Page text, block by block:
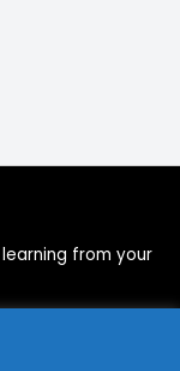
from your